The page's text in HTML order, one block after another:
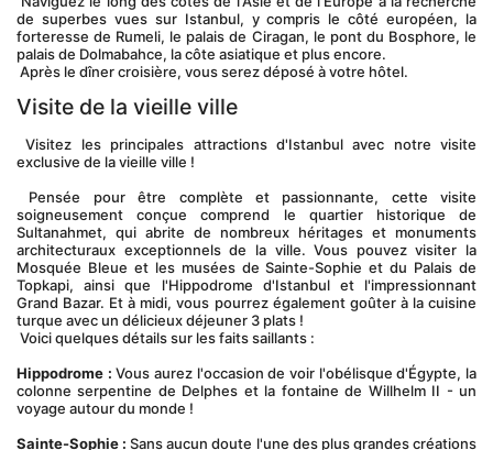
de superbes vues sur Istanbul, y compris le côté européen, la
forteresse de Rumeli, le palais de Ciragan, le pont du Bosphore, le
palais de Dolmabahce, la côte asiatique et plus encore.
Après le dîner croisière, vous serez déposé à votre hôtel.
Visite de la vieille ville
Visitez les principales attractions d'Istanbul avec notre visite
exclusive de la vieille ville !
soigneusement conçue comprend le quartier historique de
Sultanahmet, qui abrite de nombreux héritages et monuments
architecturaux exceptionnels de la ville. Vous pouvez visiter la
Mosquée Bleue et les musées de Sainte-Sophie et du Palais de
Topkapi, ainsi que l'Hippodrome d'Istanbul et l'impressionnant
Grand Bazar. Et à midi, vous pourrez également goûter à la cuisine
turque avec un délicieux déjeuner 3 plats !
Voici quelques détails sur les faits saillants :
Hippodrome : Vous aurez l'occasion de voir l'obélisque d'Égypte, la
colonne serpentine de Delphes et la fontaine de Willhelm II - un
voyage autour du monde !
Sainte-Sophie : Sans aucun doute l'une des plus grandes créations